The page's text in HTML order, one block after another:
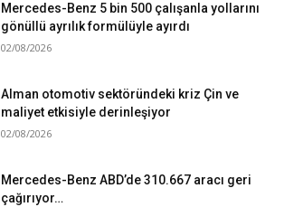
Mercedes-Benz 5 bin 500 çalışanla yollarını
gönüllü ayrılık formülüyle ayırdı
02/08/2026
Alman otomotiv sektöründeki kriz Çin ve
maliyet etkisiyle derinleşiyor
02/08/2026
Mercedes-Benz ABD’de 310.667 aracı geri
çağırıyor…